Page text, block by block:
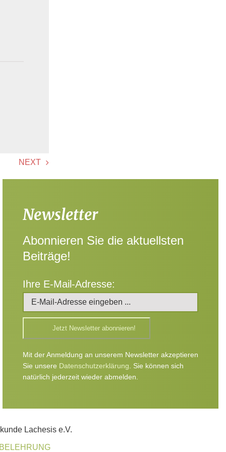
NEXT
Newsletter
Abonnieren Sie die aktuellsten
Beiträge!
Ihre E-Mail-Adresse:
Mit der Anmeldung an unserem Newsletter akzeptieren
Sie unsere Datenschutzerklärung . Sie können sich
natürlich jederzeit wieder abmelden.
Lachesis e.V.